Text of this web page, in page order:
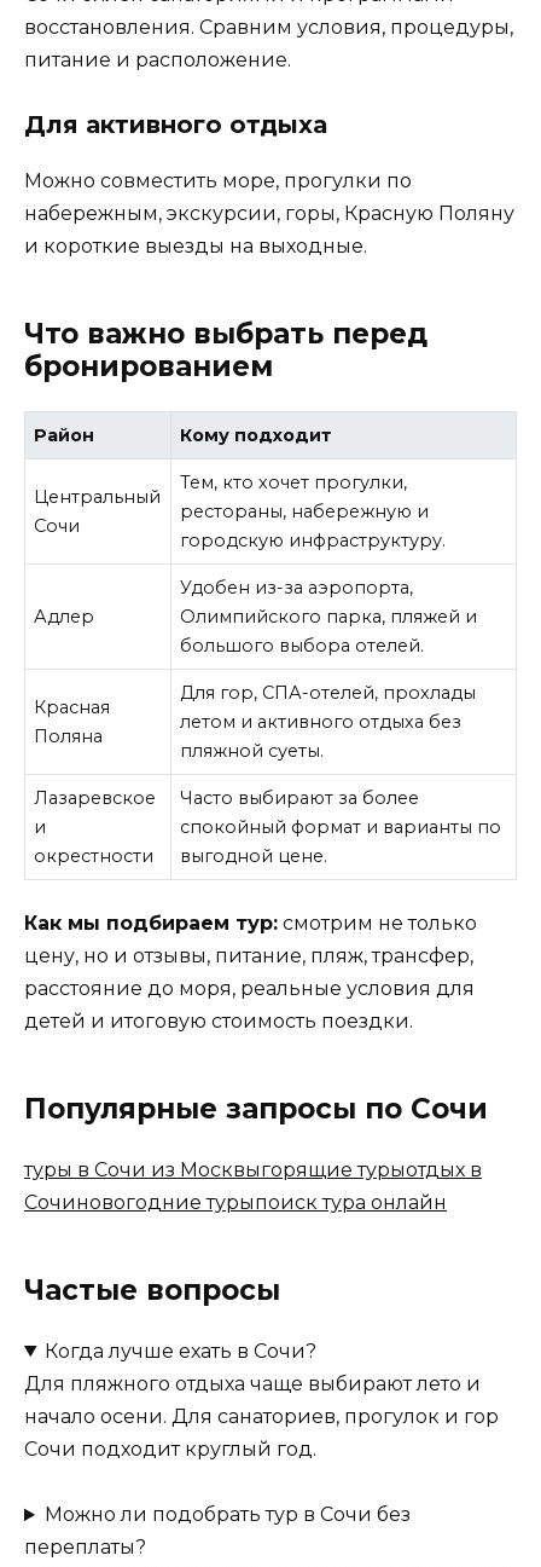
восстановления. Сравним условия, процедуры,
питание и расположение.
Для активного отдыха
Можно совместить море, прогулки по
набережным, экскурсии, горы, Красную Поляну
и короткие выезды на выходные.
Что важно выбрать перед
бронированием
Район Кому подходит
Центральный
Сочи
Тем, кто хочет прогулки,
рестораны, набережную и
городскую инфраструктуру.
Адлер
Удобен из-за аэропорта,
Олимпийского парка, пляжей и
большого выбора отелей.
Красная
Поляна
Для гор, СПА-отелей, прохлады
летом и активного отдыха без
пляжной суеты.
Лазаревское
и
окрестности
Часто выбирают за более
спокойный формат и варианты по
выгодной цене.
Как мы подбираем тур: смотрим не только
цену, но и отзывы, питание, пляж, трансфер,
расстояние до моря, реальные условия для
детей и итоговую стоимость поездки.
Популярные запросы по Сочи
туры в Сочи из Москвыгорящие турыотдых в
Сочиновогодние турыпоиск тура онлайн
Частые вопросы
Когда лучше ехать в Сочи?
Для пляжного отдыха чаще выбирают лето и
начало осени. Для санаториев, прогулок и гор
Сочи подходит круглый год.
Можно ли подобрать тур в Сочи без
переплаты?